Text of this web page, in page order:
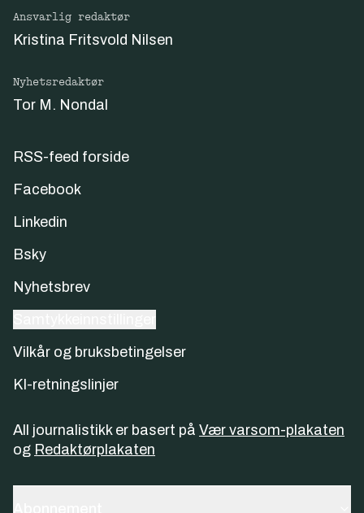
Ansvarlig redaktør
Kristina Fritsvold Nilsen
Nyhetsredaktør
Tor M. Nondal
RSS-feed forside
Facebook
Linkedin
Bsky
Nyhetsbrev
Vilkår og bruksbetingelser
KI-retningslinjer
All journalistikk er basert på Vær varsom-plakaten
og Redaktørplakaten